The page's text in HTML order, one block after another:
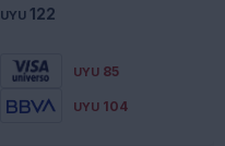
UYU 122
UYU 85
UYU 104